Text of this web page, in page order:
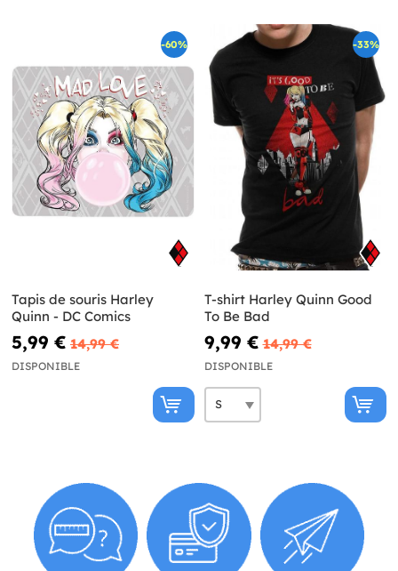
-60%
Tapis de souris Harley
Quinn - DC Comics
5,99 € 14,99 €
DISPONIBLE
-33%
T-shirt Harley Quinn Good
To Be Bad
9,99 € 14,99 €
DISPONIBLE